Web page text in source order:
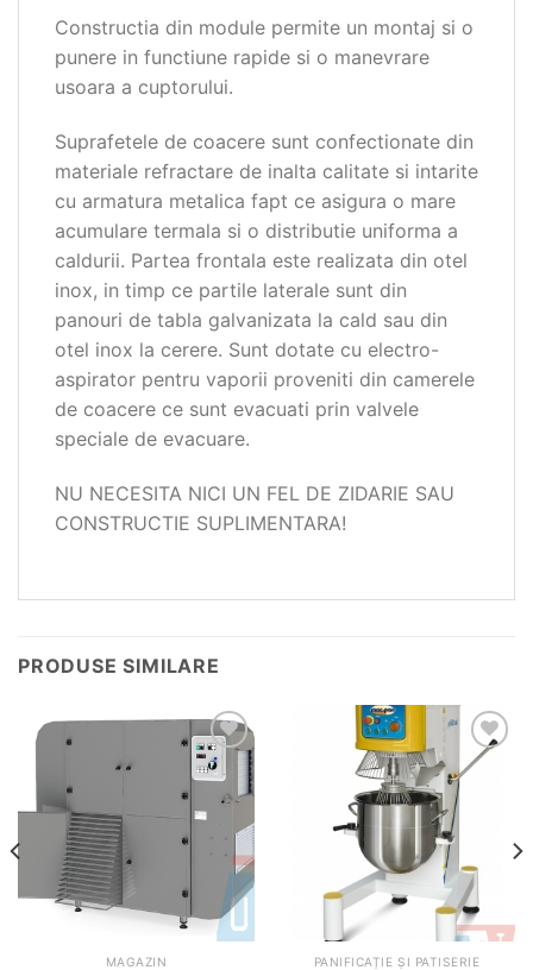
Constructia din module permite un montaj si o
punere in functiune rapide si o manevrare
usoara a cuptorului.
Suprafetele de coacere sunt confectionate din
materiale refractare de inalta calitate si intarite
cu armatura metalica fapt ce asigura o mare
acumulare termala si o distributie uniforma a
caldurii. Partea frontala este realizata din otel
inox, in timp ce partile laterale sunt din
panouri de tabla galvanizata la cald sau din
otel inox la cerere. Sunt dotate cu electro-
aspirator pentru vaporii proveniti din camerele
de coacere ce sunt evacuati prin valvele
speciale de evacuare.
NU NECESITA NICI UN FEL DE ZIDARIE SAU
CONSTRUCTIE SUPLIMENTARA!
PRODUSE SIMILARE
Add to
wishlist
MAGAZIN
Add to
PANIFICAȚIE ȘI PATISERIE